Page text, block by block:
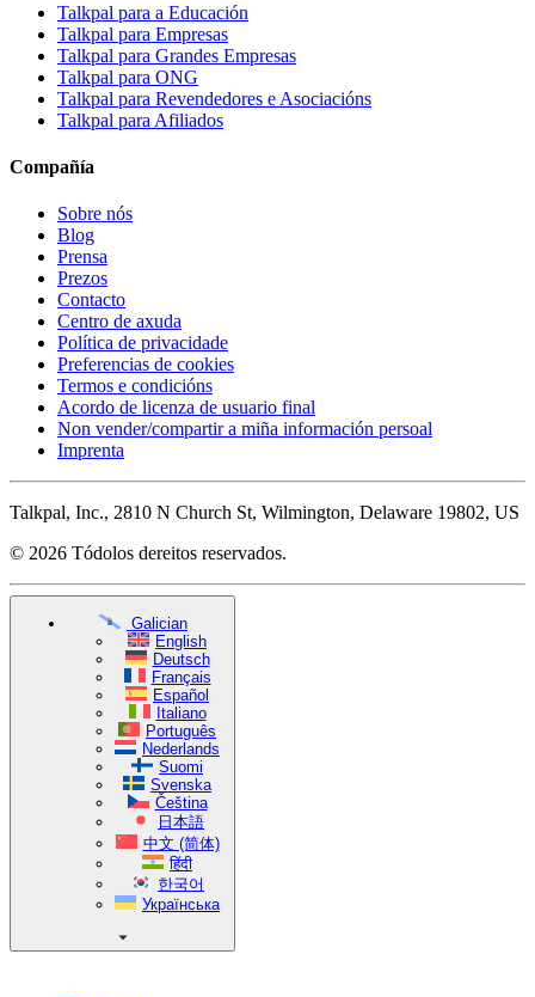
Talkpal para a Educación
Talkpal para Empresas
Talkpal para Grandes Empresas
Talkpal para ONG
Talkpal para Revendedores e Asociacións
Talkpal para Afiliados
Compañía
Sobre nós
Blog
Prensa
Prezos
Contacto
Centro de axuda
Política de privacidade
Preferencias de cookies
Termos e condicións
Acordo de licenza de usuario final
Non vender/compartir a miña información persoal
Imprenta
Talkpal, Inc., 2810 N Church St, Wilmington, Delaware 19802, US
© 2026 Tódolos dereitos reservados.
Galician
English
Deutsch
Français
Español
Italiano
Português
Nederlands
Suomi
Svenska
Čeština
日本語
中文 (简体)
हिंदी
한국어
Українська